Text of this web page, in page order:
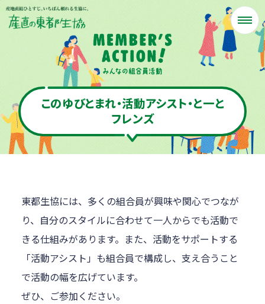
このゆびとまれ・活動アシスト・と一と
フレンズ
東都生協には、多くの組合員が興味や関心でつなが
り、自分のスタイルに合わせて一人からでも活動で
きる仕組みがあります。また、活動をサポートする
「活動アシスト」も組合員で構成し、支え合うこと
で活動の幅を広げています。
ぜひ、ご参加ください。